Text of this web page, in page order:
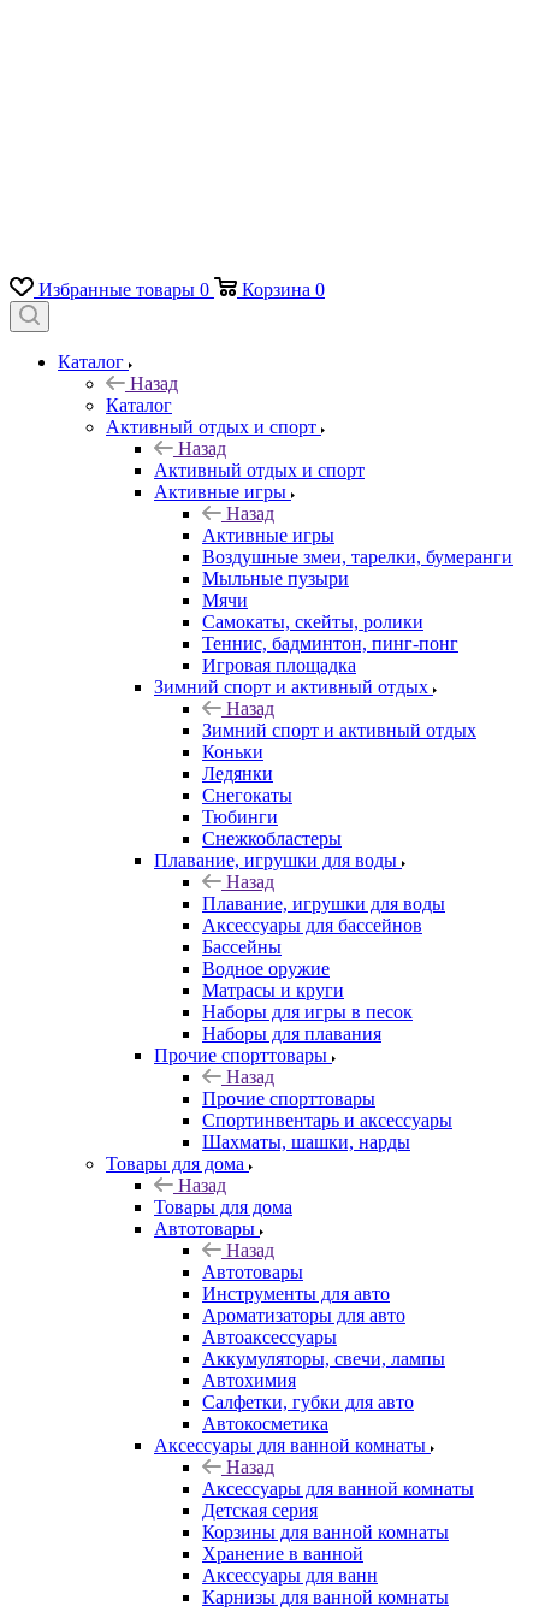
Избранные товары 0 Корзина 0
Каталог
Назад
Каталог
Активный отдых и спорт
Назад
Активный отдых и спорт
Активные игры
Назад
Активные игры
Воздушные змеи, тарелки, бумеранги
Мыльные пузыри
Мячи
Самокаты, скейты, ролики
Теннис, бадминтон, пинг-понг
Игровая площадка
Зимний спорт и активный отдых
Назад
Зимний спорт и активный отдых
Коньки
Ледянки
Снегокаты
Тюбинги
Снежкобластеры
Плавание, игрушки для воды
Назад
Плавание, игрушки для воды
Аксессуары для бассейнов
Бассейны
Водное оружие
Матрасы и круги
Наборы для игры в песок
Наборы для плавания
Прочие спорттовары
Назад
Прочие спорттовары
Спортинвентарь и аксессуары
Шахматы, шашки, нарды
Товары для дома
Назад
Товары для дома
Автотовары
Назад
Автотовары
Инструменты для авто
Ароматизаторы для авто
Автоаксессуары
Аккумуляторы, свечи, лампы
Автохимия
Салфетки, губки для авто
Автокосметика
Аксессуары для ванной комнаты
Назад
Аксессуары для ванной комнаты
Детская серия
Корзины для ванной комнаты
Хранение в ванной
Аксессуары для ванн
Карнизы для ванной комнаты